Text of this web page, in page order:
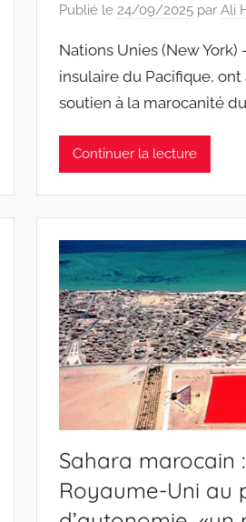
Publié le 24/09/2025 parAli
Nations Unies (New York)
insulaire du Pacifique,
soutien à la marocanité du
Continuer la lecture
Sahara marocain
Royaume-Uni au